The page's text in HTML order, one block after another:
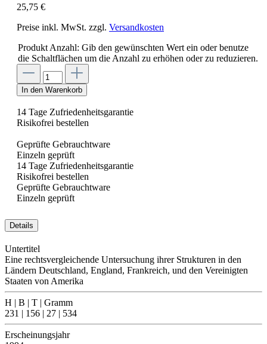
25,75 €
Preise inkl. MwSt. zzgl. Versandkosten
Produkt Anzahl: Gib den gewünschten Wert ein oder benutze
die Schaltflächen um die Anzahl zu erhöhen oder zu reduzieren.
In den Warenkorb
14 Tage Zufriedenheitsgarantie
Risikofrei bestellen
Geprüfte Gebrauchtware
Einzeln geprüft
14 Tage Zufriedenheitsgarantie
Risikofrei bestellen
Geprüfte Gebrauchtware
Einzeln geprüft
Details
Untertitel
Eine rechtsvergleichende Untersuchung ihrer Strukturen in den
Ländern Deutschland, England, Frankreich, und den Vereinigten
Staaten von Amerika
H | B | T | Gramm
231 | 156 | 27 | 534
Erscheinungsjahr